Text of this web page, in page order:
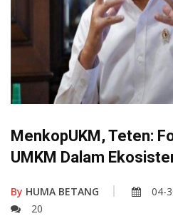
MenkopUKM, Teten:
UMKM Dalam
By HUMA BETANG 04-
20